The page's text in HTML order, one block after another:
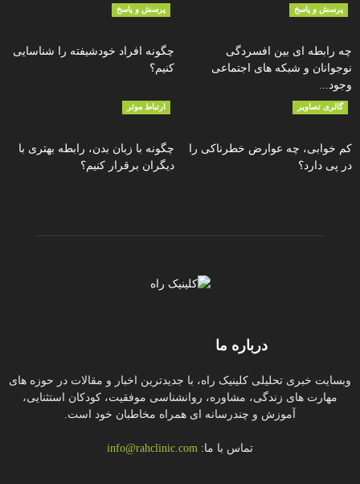
پرسش و پاسخ
چگونه افراد خودشیفته را شناسایی
کنیم؟
پرسش و پاسخ
چه رابطه ای بین افسردگی
نوجوانان و شبکه های اجتماعی
وجود...
ارتباط موثر
چگونه با زبان بدن، رابطه بهتری با
دیگران برقرار کنیم؟
گالری تصاویر
کم خوابی، چه عوارض خطرناکی را
در پی دارد؟
درباره ما
وبسایت خبری تحلیلی کلینیک راه، با جدیدترین اخبار و مقالات در حوزه های
مهارت های زندگی، مشاوره، روانشناسی موفقیت، کودکان استثنایی،
آموزش و چندرسانه ای همراه مخاطبان خود است.
تماس با ما: info@rahclinic.com